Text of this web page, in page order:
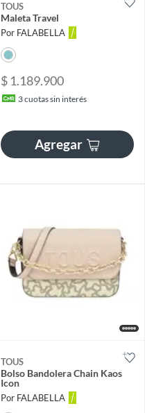
TOUS
Maleta Travel
Por FALABELLA
$ 1.189.900
3cuotas sin interés
Agregar
TOUS
Bolso Bandolera Chain Kaos
Icon
Por FALABELLA